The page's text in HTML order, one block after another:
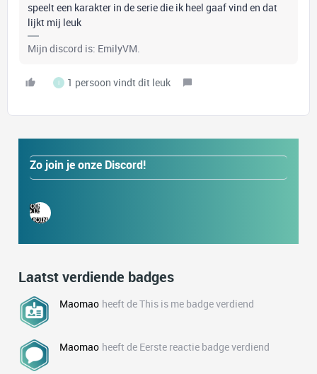
speelt een karakter in de serie die ik heel gaaf vind en dat
lijkt mij leuk
Mijn discord is: EmilyVM.
I 1 persoon vindt dit leuk
Zo join je onze Discord!
Laatst verdiende badges
Maomao heeft de This is me badge verdiend
Maomao heeft de Eerste reactie badge verdiend